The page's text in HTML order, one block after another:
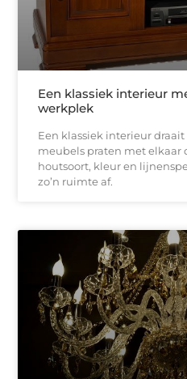
Een klassiek interieur
werkplek
Een klassiek interieur
meubels praten met elkaar
houtsoort, kleur en
zo’n ruimte af.